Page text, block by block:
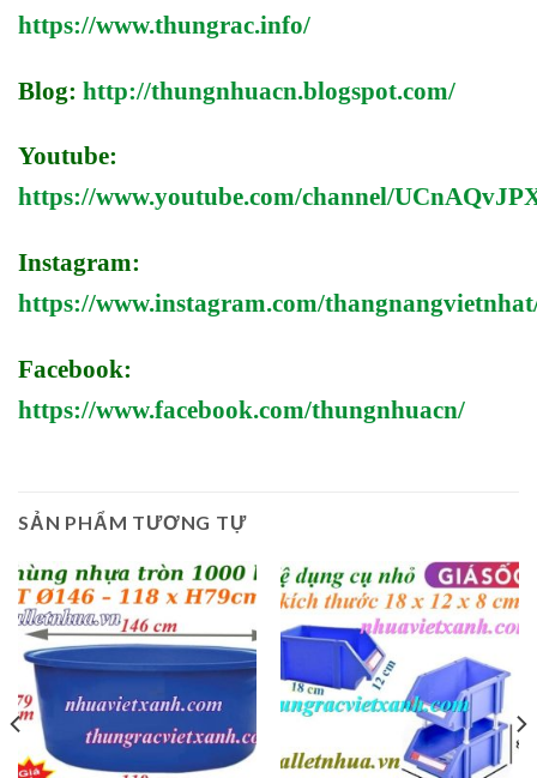
https://www.thungrac.info/
Blog: http://thungnhuacn.blogspot.com/
Youtube:
https://www.youtube.com/channel/
Instagram:
https://www.instagram.com/
Facebook:
https://www.facebook.com/thungnhuacn/
SẢN PHẨM TƯƠNG TỰ